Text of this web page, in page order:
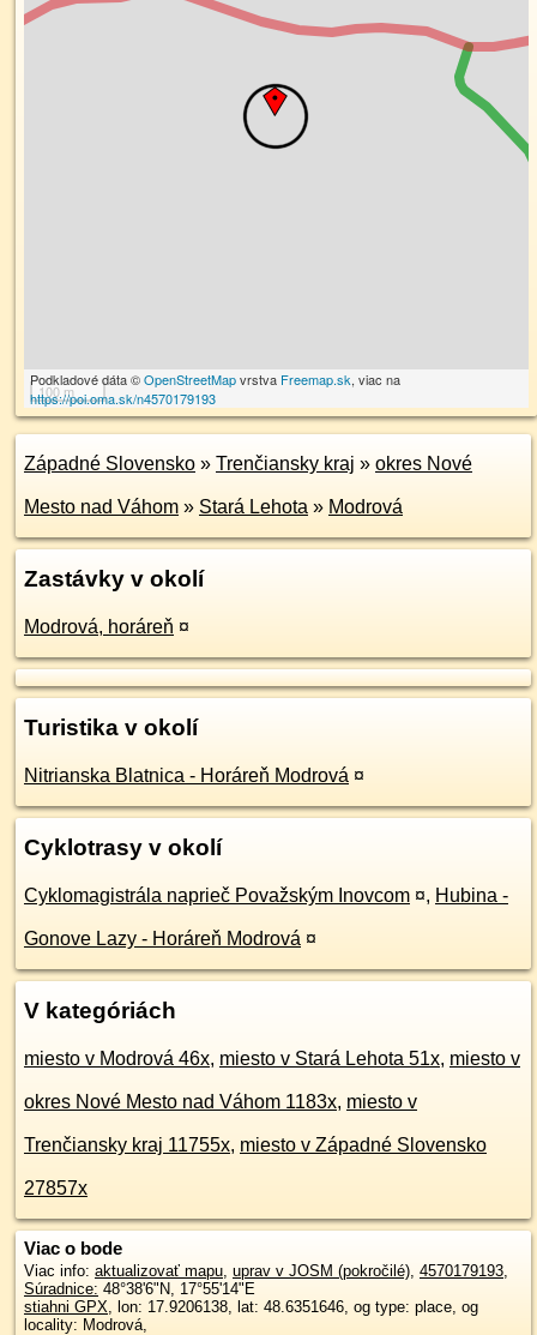
100 m
Podkladové dáta ©OpenStreetMapvrstva Freemap.sk, viac na
https://poi.oma.sk/n4570179193
Západné Slovensko » Trenčiansky kraj » okres Nové
Mesto nad Váhom » Stará Lehota » Modrová
Zastávky v okolí
Modrová, horáreň ¤
Turistika v okolí
Nitrianska Blatnica - Horáreň Modrová ¤
Cyklotrasy v okolí
Cyklomagistrála naprieč Považským Inovcom ¤, Hubina -
Gonove Lazy - Horáreň Modrová ¤
V kategóriách
miesto v Modrová 46x, miesto v Stará Lehota 51x, miesto v
okres Nové Mesto nad Váhom 1183x, miesto v
Trenčiansky kraj 11755x, miesto v Západné Slovensko
27857x
Viac o bode
Viac info: aktualizovať mapu, uprav v JOSM (pokročilé), 4570179193,
Súradnice: 48°38'6"N, 17°55'14"E
stiahni GPX, lon: 17.9206138, lat: 48.6351646, og type: place, og
locality: Modrová,